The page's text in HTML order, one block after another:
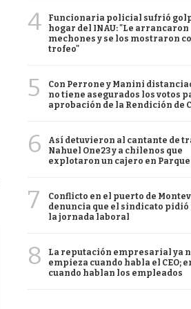
4
Funcionaria policial sufrió
hogar del INAU: "Le arrancaron
mechones y se los mostraron
trofeo"
5
Con Perrone y Manini
no tiene asegurados los votos
aprobación de la Rendición de
6
Así detuvieron al cantante de
Nahuel One23 y a chilenos que
explotaron un cajero en
7
Conflicto en el puerto de
denuncia que el sindicato
la jornada laboral
8
La reputación empresarial ya
empieza cuando habla el CEO;
cuando hablan los empleados